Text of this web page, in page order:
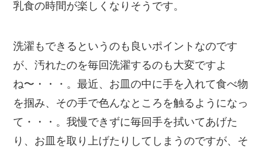
乳食の時間が楽しくなりそうです。
洗濯もできるというのも良いポイントなのです
が、汚れたのを毎回洗濯するのも大変ですよ
ね〜・・・。最近、お皿の中に手を入れて食べ物
を掴み、その手で色んなところを触るようになっ
て・・・。我慢できずに毎回手を拭いてあげた
り、お皿を取り上げたりしてしまうのですが、そ